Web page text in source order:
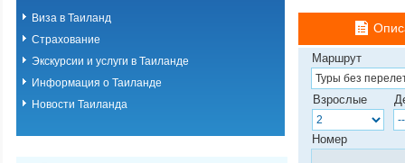
Виза в Таиланд
Страхование
Экскурсии и услуги в Таиланде
Информация о Таиланде
Новости Таиланда
о.Пхукет. Пляж
о.Пхукет. Пляж
о.Пхукет. Пляж
о.Пхукет. Пляж
о.Пхукет. Пляж
о.Пхукет. Пляж
о.Пхукет. Пляж
о.Пхукет. Пляж
Маршрут
Взрослые
Номер